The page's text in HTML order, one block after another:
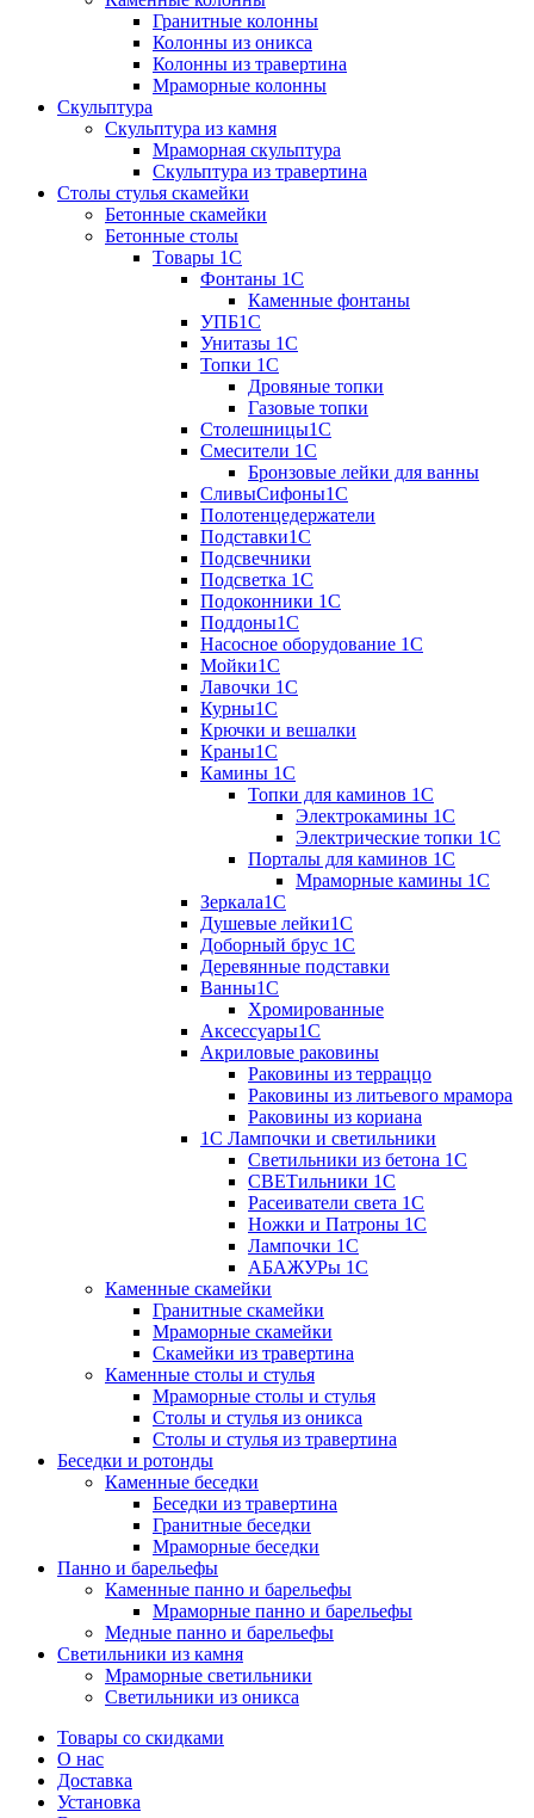
Гранитные колонны
Колонны из оникса
Колонны из травертина
Мраморные колонны
Скульптура
Скульптура из камня
Мраморная скульптура
Скульптура из травертина
Столы стулья скамейки
Бетонные скамейки
Бетонные столы
Tовары 1C
Фонтаны 1C
Каменные фонтаны
УПБ1С
Унитазы 1С
Топки 1С
Дровяные топки
Газовые топки
Столешницы1С
Смесители 1С
Бронзовые лейки для ванны
СливыСифоны1С
Полотенцедержатели
Подставки1С
Подсвечники
Подсветка 1С
Подоконники 1С
Поддоны1С
Насосное оборудование 1С
Мойки1С
Лавочки 1С
Курны1С
Крючки и вешалки
Краны1С
Камины 1C
Топки для каминов 1C
Электрокамины 1С
Электрические топки 1C
Порталы для каминов 1С
Мраморные камины 1C
Зеркала1С
Душевые лейки1С
Доборный брус 1С
Деревянные подставки
Ванны1С
Хромированные
Аксессуары1С
Акриловые раковины
Раковины из терраццо
Раковины из литьевого мрамора
Раковины из кориана
1С Лампочки и светильники
Светильники из бетона 1С
СВЕТильники 1С
Расеиватели света 1С
Ножки и Патроны 1С
Лампочки 1С
АБАЖУРы 1С
Каменные скамейки
Гранитные скамейки
Мраморные скамейки
Скамейки из травертина
Каменные столы и стулья
Мраморные столы и стулья
Столы и стулья из оникса
Столы и стулья из травертина
Беседки и ротонды
Каменные беседки
Беседки из травертина
Гранитные беседки
Мраморные беседки
Панно и барельефы
Каменные панно и барельефы
Мраморные панно и барельефы
Медные панно и барельефы
Светильники из камня
Мраморные светильники
Светильники из оникса
Товары со скидками
О нас
Доставка
Установка